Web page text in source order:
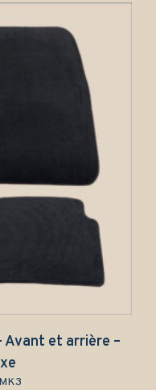
arrière –